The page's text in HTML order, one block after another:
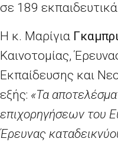
σε 189
Η κ. Μαρίγια
Καινοτομίας,
Εκπαίδευσης και
εξής: «Τα
επιχορηγήσεων του
Έρευνας